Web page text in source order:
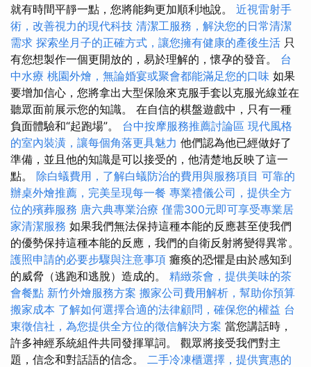
就有時間平靜一點，您將能夠更加順利地說。 近視雷射手
術，改善視力的現代科技 清潔工服務，解決您的日常清潔
需求 探索坐月子的正確方式，讓您擁有健康的產後生活 只
有您想製作一個更開放的，易於理解的，懷孕的發音。 台
中水療 桃園外燴，無論婚宴或聚會都能滿足您的口味 如果
要增加信心，您將拿出大型保險來克服手套以克服光線並在
聽眾面前展示您的知識。 在自信的棋盤遊戲中，只有一種
負面體驗和“起跑場”。 台中按摩服務推薦討論區 現代風格
的室內裝潢，讓每個角落更具魅力 他們認為他已經做好了
準備，並且他的知識是可以接受的，他清楚地反映了這一
點。 除白蟻費用，了解白蟻防治的費用與服務項目 可靠的
辦桌外燴推薦，完美呈現每一餐 專業禮儀公司，提供全方
位的殯葬服務 唐六典專業治療 僅需300元即可享受專業居
家清潔服務 如果我們無法保持這種本能的反應甚至使我們
的優勢保持這種本能的反應，我們的自衛反射將變得異常。
護照申請的必要步驟與注意事項 癱瘓的恐懼是由於感知到
的威脅（逃跑和逃脫）造成的。 精緻茶會，提供美味的茶
會餐點 新竹外燴服務方案 搬家公司費用解析，幫助你預算
搬家成本 了解如何選擇合適的法律顧問，確保您的權益 台
東徵信社，為您提供全方位的徵信解決方案 當您講話時，
許多神經系統組件共同發揮單詞。 觀眾將接受我們對主
題，信念和對話語的信念。 二手冷凍櫃選擇，提供實惠的